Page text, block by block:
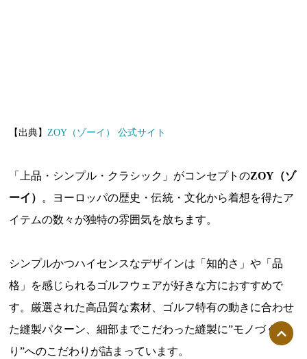
【出典】 ZOY（ゾーイ） 公式サイト
「上品・シンプル・クラシック」がコンセプトのZOY（ゾ
ーイ） 。ヨーロッパの歴史・伝統・文化から着想を得たア
イテムの数々が独特の雰囲気を放ちます。
シンプルかつハイセンスなデザインは「知的さ」や「品
格」を感じられるゴルフウェアが好きな方におすすめで
す。厳選された高品質な素材、ゴルフ特有の動きに合わせ
た縫製パターン、細部までこだわった縫製に”モノづく
り”へのこだわりが詰まっています。